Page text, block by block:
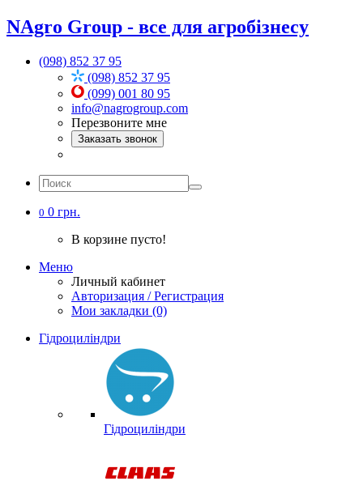
NAgro Group - все для агробізнесу
(098) 852 37 95
(098) 852 37 95
(099) 001 80 95
info@nagrogroup.com
Перезвоните мне
Заказать звонок
0 0 грн.
В корзине пусто!
Меню
Личный кабинет
Авторизация / Регистрация
Мои закладки (0)
Гідроциліндри
Гідроциліндри